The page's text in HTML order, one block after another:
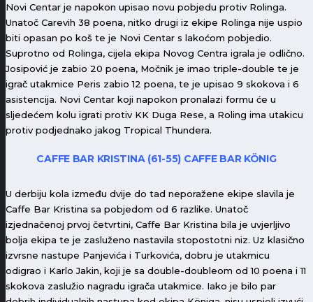
Novi Centar je napokon upisao novu pobjedu protiv Rolinga.
Unatoč Carevih 38 poena, nitko drugi iz ekipe Rolinga nije uspio
biti opasan po koš te je Novi Centar s lakoćom pobjedio.
Suprotno od Rolinga, cijela ekipa Novog Centra igrala je odlično.
Josipović je zabio 20 poena, Močnik je imao triple-double te je
igrač utakmice Peris zabio 12 poena, te je upisao 9 skokova i 6
asistencija. Novi Centar koji napokon pronalazi formu će u
sljedećem kolu igrati protiv KK Duga Rese, a Roling ima utakicu
protiv podjednako jakog Tropical Thundera.
CAFFE BAR KRISTINA (61-55) CAFFE BAR KÖNIG
U derbiju kola između dvije do tad neporažene ekipe slavila je
Caffe Bar Kristina sa pobjedom od 6 razlike. Unatoč
izjednačenoj prvoj četvrtini, Caffe Bar Kristina bila je uvjerljivo
bolja ekipa te je zasluženo nastavila stopostotni niz. Uz klasično
izvrsne nastupe Panjevića i Turkovića, dobru je utakmicu
odigrao i Karlo Jakin, koji je sa double-doubleom od 10 poena i 11
skokova zaslužio nagradu igrača utakmice. Iako je bilo par